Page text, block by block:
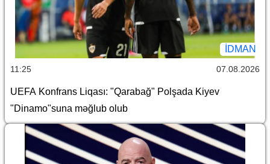
İDMAN
11:25 07.08.2026
UEFA Konfrans Liqası: "Qarabağ" Polşada Kiyev
"Dinamo"suna məğlub olub